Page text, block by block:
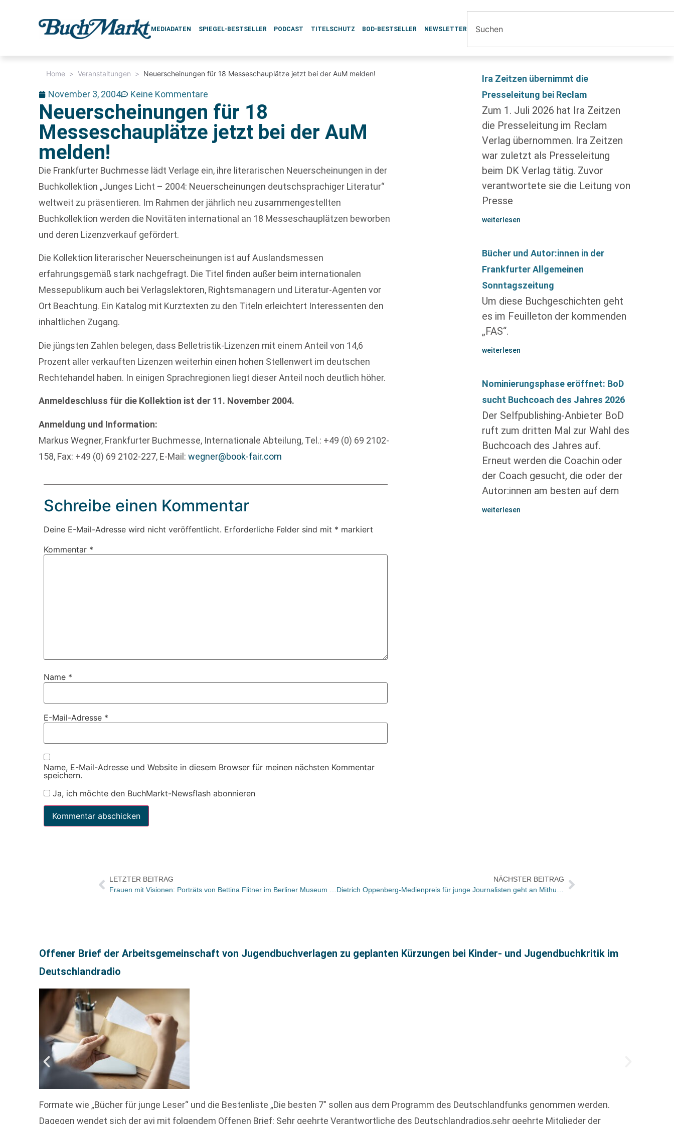
MEDIADATEN SPIEGEL-BESTSELLER PODCAST TITELSCHUTZ BOD-BESTSELLER NEWSLETTER
Home > Veranstaltungen > Neuerscheinungen für 18 Messeschauplätze jetzt bei der AuM melden!
November 3, 2004 Keine Kommentare
Neuerscheinungen für 18
Messeschauplätze jetzt bei der AuM
melden!
Die Frankfurter Buchmesse lädt Verlage ein, ihre literarischen Neuerscheinungen in der
Buchkollektion „Junges Licht – 2004: Neuerscheinungen deutschsprachiger Literatur“
weltweit zu präsentieren. Im Rahmen der jährlich neu zusammengestellten
Buchkollektion werden die Novitäten international an 18 Messeschauplätzen beworben
und deren Lizenzverkauf gefördert.
Die Kollektion literarischer Neuerscheinungen ist auf Auslandsmessen
erfahrungsgemäß stark nachgefragt. Die Titel finden außer beim internationalen
Messepublikum auch bei Verlagslektoren, Rightsmanagern und Literatur-Agenten vor
Ort Beachtung. Ein Katalog mit Kurztexten zu den Titeln erleichtert Interessenten den
inhaltlichen Zugang.
Die jüngsten Zahlen belegen, dass Belletristik-Lizenzen mit einem Anteil von 14,6
Prozent aller verkauften Lizenzen weiterhin einen hohen Stellenwert im deutschen
Rechtehandel haben. In einigen Sprachregionen liegt dieser Anteil noch deutlich höher.
Anmeldeschluss für die Kollektion ist der 11. November 2004.
Anmeldung und Information:
Markus Wegner, Frankfurter Buchmesse, Internationale Abteilung, Tel.: +49 (0) 69 2102-
158, Fax: +49 (0) 69 2102-227, E-Mail:wegner@book-fair.com
Schreibe einen Kommentar
Deine E-Mail-Adresse wird nicht veröffentlicht. Erforderliche Felder sind mit * markiert
Kommentar *
Name *
E-Mail-Adresse *
Name, E-Mail-Adresse und Website in diesem Browser für meinen nächsten Kommentar
speichern.
Ja, ich möchte den BuchMarkt-Newsflash abonnieren
Ira Zeitzen übernimmt die
Presseleitung bei Reclam
Zum 1. Juli 2026 hat Ira Zeitzen
die Presseleitung im Reclam
Verlag übernommen. Ira Zeitzen
war zuletzt als Presseleitung
beim DK Verlag tätig. Zuvor
verantwortete sie die Leitung von
Presse
weiterlesen
Bücher und Autor:innen in der
Frankfurter Allgemeinen
Sonntagszeitung
Um diese Buchgeschichten geht
es im Feuilleton der kommenden
„FAS“.
weiterlesen
Nominierungsphase eröffnet: BoD
sucht Buchcoach des Jahres 2026
Der Selfpublishing-Anbieter BoD
ruft zum dritten Mal zur Wahl des
Buchcoach des Jahres auf.
Erneut werden die Coachin oder
der Coach gesucht, die oder der
Autor:innen am besten auf dem
weiterlesen
LETZTER BEITRAG
NÄCHSTER BEITRAG
Offener Brief der Arbeitsgemeinschaft von Jugendbuchverlagen zu geplanten Kürzungen bei Kinder- und Jugendbuchkritik im
Deutschlandradio
Formate wie „Bücher für junge Leser“ und die Bestenliste „Die besten 7″ sollen aus dem Programm des Deutschlandfunks genommen werden.
Dagegen wendet sich der avj mit folgendem Offenen Brief: Sehr geehrte Verantwortliche des Deutschlandradios,sehr geehrte Mitglieder der